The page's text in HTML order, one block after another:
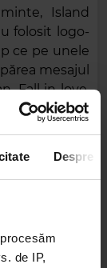
Despre
de IP,
Island
folosit logo-
ce pe unele
mesajul
Fall in love.
un produs
return.”.